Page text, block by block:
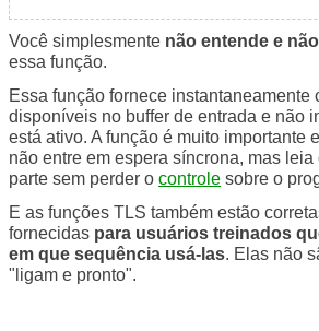
Você simplesmente não entende e
essa função.
Essa função fornece instantaneamente
disponíveis no buffer de entrada e não
está ativo. A função é muito importante
não entre em espera síncrona, mas
parte sem perder o controle sobre o
E as funções TLS também estão
fornecidas para usuários treinados
em que sequência usá-las. Elas não
"ligam e pronto".